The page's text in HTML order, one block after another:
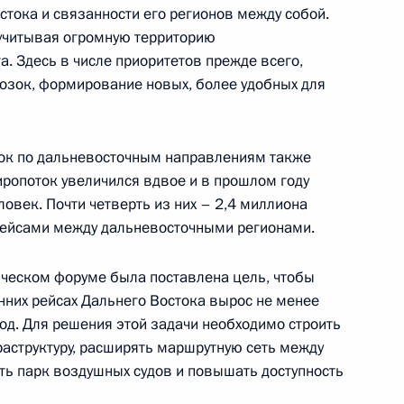
победы на Халхин-Голе
хурала
4
и связанности его регионов между собой.
огромную территорию
Здесь в числе приоритетов прежде всего,
формирование новых, более удобных для
по дальневосточным направлениям также
увеличился вдвое и в прошлом году
Почти четверть из них – 2,4 миллиона
между дальневосточными регионами.
форуме была поставлена цель, чтобы
рейсах Дальнего Востока вырос не менее
Для решения этой задачи необходимо строить
расширять маршрутную сеть между
парк воздушных судов и повышать доступность